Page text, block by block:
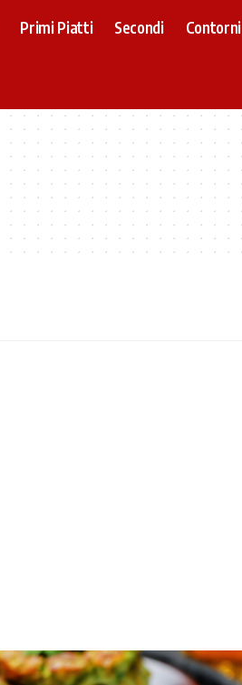
Primi Piatti Secondi Contorni